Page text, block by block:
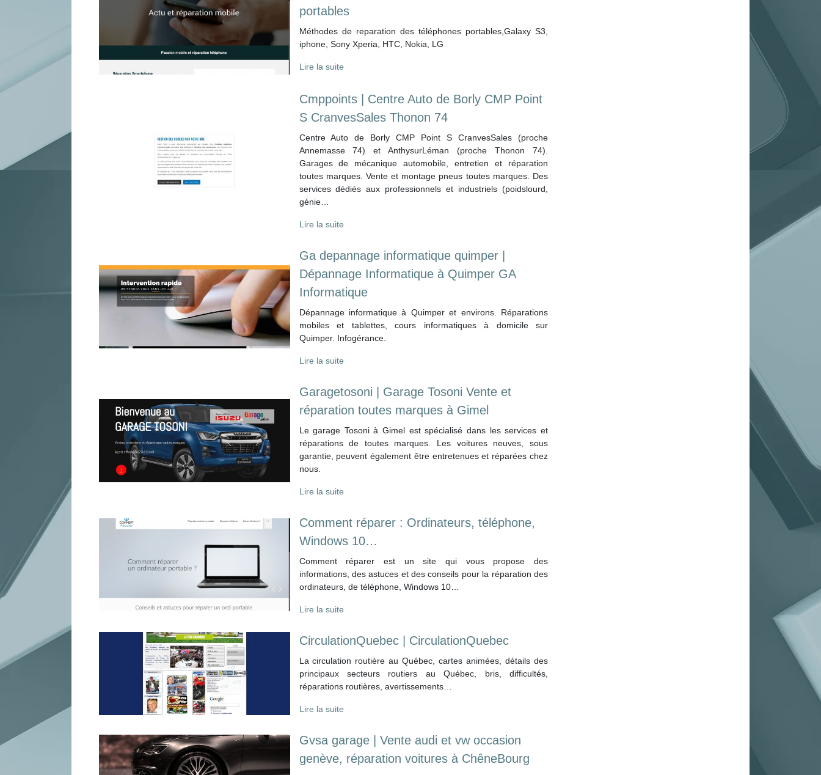
portables
Méthodes de reparation des téléphones portables,Galaxy S3,
iphone, Sony Xperia, HTC, Nokia, LG
Lire la suite
Cmppoints | Centre Auto de Borly CMP Point
S CranvesSales Thonon 74
Centre Auto de Borly CMP Point S CranvesSales (proche
Annemasse 74) et AnthysurLéman (proche Thonon 74).
Garages de mécanique automobile, entretien et réparation
toutes marques. Vente et montage pneus toutes marques. Des
services dédiés aux professionnels et industriels (poidslourd,
génie…
Lire la suite
Ga depannage infor­mati­que quimper |
Dépannage Infor­mati­que à Quimper GA
Infor­mati­que
Dépannage informatique à Quimper et environs. Réparations
mobiles et tablettes, cours informatiques à domicile sur
Quimper. Infogérance.
Lire la suite
Garagetoso­ni | Garage Tosoni Vente et
réparation toutes marques à Gimel
Le garage Tosoni à Gimel est spécialisé dans les services et
réparations de toutes marques. Les voitures neuves, sous
garantie, peuvent également être entretenues et réparées chez
nous.
Lire la suite
Comment réparer : Ordinateurs, téléphone,
Windows 10…
Comment réparer est un site qui vous propose des
informations, des astuces et des conseils pour la réparation des
ordinateurs, de téléphone, Windows 10…
Lire la suite
Cir­culationQue­bec | Cir­culationQue­bec
La circulation routière au Québec, cartes animées, détails des
principaux secteurs routiers au Québec, bris, difficultés,
réparations routières, avertissements…
Lire la suite
Gvsa garage | Vente audi et vw occasion
genève, réparation voitures à ChêneBourg